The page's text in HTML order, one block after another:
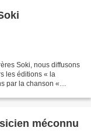
Soki, nous diffusons
les éditions « la
par la chanson «
méconnu